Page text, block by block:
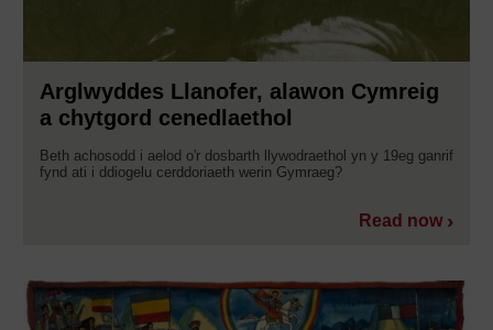
Arglwyddes Llanofer, alawon Cymreig
a chytgord cenedlaethol
Beth achosodd i aelod o'r dosbarth llywodraethol yn y 19eg ganrif
fynd ati i ddiogelu cerddoriaeth werin Gymraeg?
Read now